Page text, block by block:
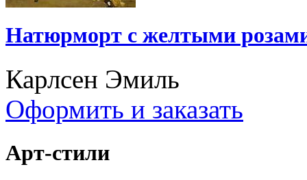
Натюрморт с желтыми
Карлсен Эмиль
Оформить и заказать
Арт-стили